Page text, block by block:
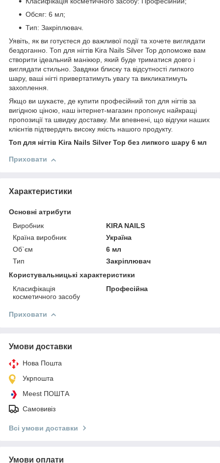
Обсяг: 6 мл;
Тип: Закріплювач.
Уявіть, як ви готуєтеся до важливої події та хочете виглядати
бездоганно. Топ для нігтів Kira Nails Silver Top допоможе вам
створити ідеальний манікюр, який буде триматися довго і
виглядати стильно. Завдяки блиску та відсутності липкого
шару, ваші нігті привертатимуть увагу та викликатимуть
захоплення.
Якщо ви шукаєте, де купити професійний топ для нігтів за
вигідною ціною, наш інтернет-магазин пропонує найкращі
пропозиції та швидку доставку. Ми впевнені, що відгуки наших
клієнтів підтвердять високу якість нашого продукту.
Топ для нігтів Kira Nails Silver Top без липкого шару 6 мл
Приховати
Характеристики
Основні атрибути
Виробник
KIRA NAILS
Країна виробник
Україна
Об`єм
6 мл
Тип
Закріплювач
Користувальницькі характеристики
Класифікація
косметичного засобу
Професійна
Приховати
Умови доставки
Нова Пошта
Укрпошта
Meest ПОШТА
Самовивіз
Всі умови доставки
Умови оплати